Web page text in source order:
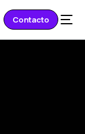
Contacto